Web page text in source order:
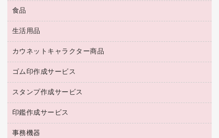
ＨＤＤ／ＳＳＤ
ディスプレイモニター
防災用品
防災用備蓄食品・飲料
台車・脚立
倉庫収納用品
作業用雑貨
梱包用品
梱包用テープ
緑茶飲料
茶葉・インスタント
紅茶・バラエティ飲料
レギュラーコーヒー
ミルク・シュガー
ソフトドリンク
コーヒーメーカー・備品
インスタントコーヒー
食品
食品
菓子
生活用品
浴室用品
台所用洗剤
掃除用品
掃除用洗剤
洗濯用品
カウネットキャラクター商品
カウネットキャラクター商品
ゴム印作成サービス
ゴム印作成サービス
ゴム印（一行印）作成サービス
ゴム印（フリーサイズ印）作成サービス
スタンプ作成サービス
シヤチハタスタンプ作成サービス
カウネットスタンプ作成サービス
印鑑作成サービス
印鑑作成サービス
事務機器